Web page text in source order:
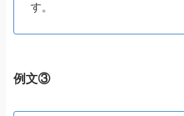
す。
例文③